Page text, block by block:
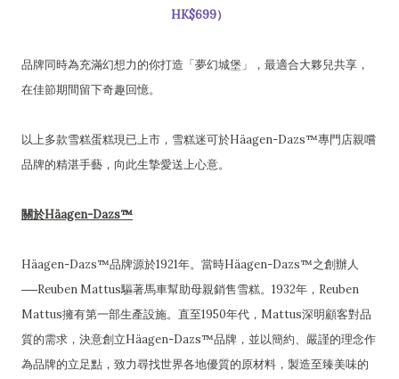
HK$699）
品牌同時為充滿幻想力的你打造「夢幻城堡」，最適合大夥兒共享，
在佳節期間留下奇趣回憶。
以上多款雪糕蛋糕現已上市，雪糕迷可於Häagen-Dazs™專門店親嚐
品牌的精湛手藝，向此生摯愛送上心意。
關於Häagen-Dazs™
Häagen-Dazs™品牌源於1921年。當時Häagen-Dazs™之創辦人
──Reuben Mattus驅著馬車幫助母親銷售雪糕。1932年，Reuben
Mattus擁有第一部生產設施。直至1950年代，Mattus深明顧客對品
質的需求，決意創立Häagen-Dazs™品牌，並以簡約、嚴謹的理念作
為品牌的立足點，致力尋找世界各地優質的原材料，製造至臻美味的